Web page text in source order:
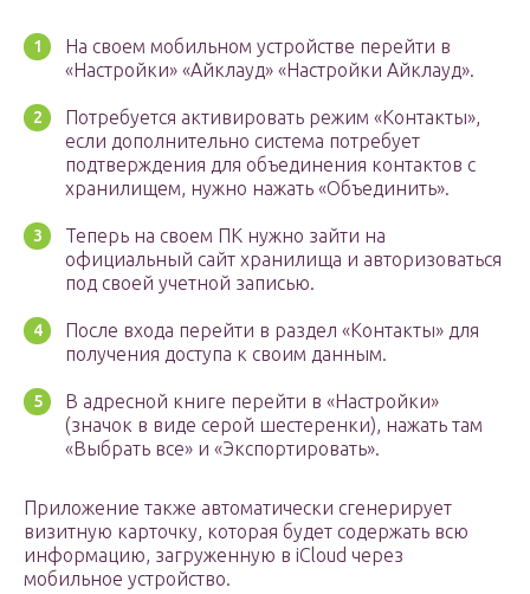
На своем мобильном устройстве перейти в
«Настройки» «Айклауд» «Настройки Айклауд».
Потребуется активировать режим «Контакты»,
если дополнительно система потребует
подтверждения для объединения контактов с
хранилищем, нужно нажать «Объединить».
Теперь на своем ПК нужно зайти на
официальный сайт хранилища и авторизоваться
под своей учетной записью.
После входа перейти в раздел «Контакты» для
получения доступа к своим данным.
В адресной книге перейти в «Настройки»
(значок в виде серой шестеренки), нажать там
«Выбрать все» и «Экспортировать».
Приложение также автоматически сгенерирует
визитную карточку, которая будет содержать всю
информацию, загруженную в iCloud через
мобильное устройство.